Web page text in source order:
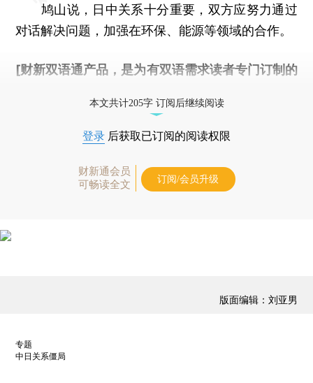
鸠山说，日中关系十分重要，双方应努力通过
对话解决问题，加强在环保、能源等领域的合作。
[财新双语通产品，是为有双语需求读者专门订制的
本文共计205字 订阅后继续阅读
登录 后获取已订阅的阅读权限
财新通会员
可畅读全文
订阅/会员升级
版面编辑：刘亚男
专题
中日关系僵局